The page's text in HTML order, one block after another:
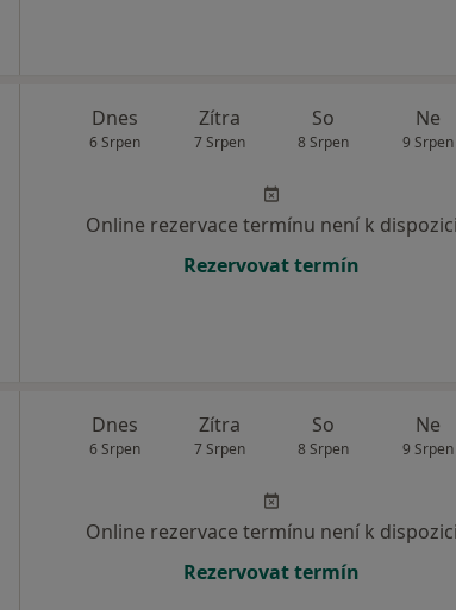
Dnes
6 Srpen
Zítra
7 Srpen
So
8 Srpen
Ne
9 Srpen
Online rezervace termínu není k dispozici
Rezervovat termín
Dnes
6 Srpen
Zítra
7 Srpen
So
8 Srpen
Ne
9 Srpen
Online rezervace termínu není k dispozici
Rezervovat termín